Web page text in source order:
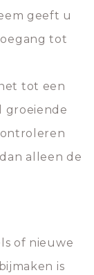
geeft u
tot
tot een
groeiende
alleen de
of nieuwe
is